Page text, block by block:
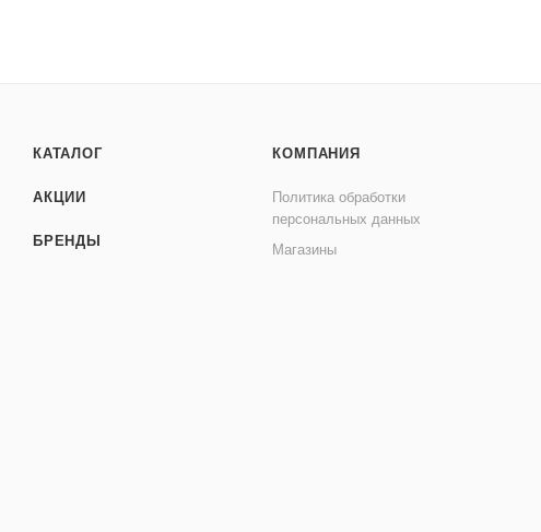
КАТАЛОГ
АКЦИИ
БРЕНДЫ
КОМПАНИЯ
Политика обработки
персональных данных
Магазины